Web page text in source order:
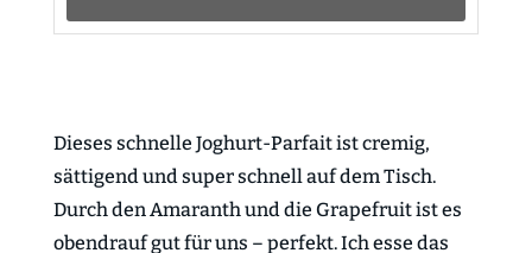
Dieses schnelle Joghurt-Parfait ist cremig,
sättigend und super schnell auf dem Tisch.
Durch den Amaranth und die Grapefruit ist es
obendrauf gut für uns – perfekt. Ich esse das